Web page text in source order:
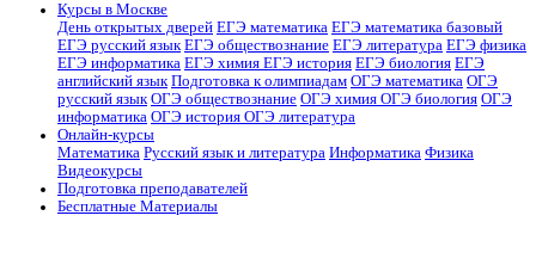
Курсы в Москве
День открытых дверей ЕГЭ математика ЕГЭ математика базовый
ЕГЭ русский язык ЕГЭ обществознание ЕГЭ литература ЕГЭ физика
ЕГЭ информатика ЕГЭ химия ЕГЭ история ЕГЭ биология ЕГЭ
английский язык Подготовка к олимпиадам ОГЭ математика ОГЭ
русский язык ОГЭ обществознание ОГЭ химия ОГЭ биология ОГЭ
информатика ОГЭ история ОГЭ литература
Онлайн-курсы
Математика Русский язык и литература Информатика Физика
Видеокурсы
Подготовка преподавателей
Бесплатные Материалы